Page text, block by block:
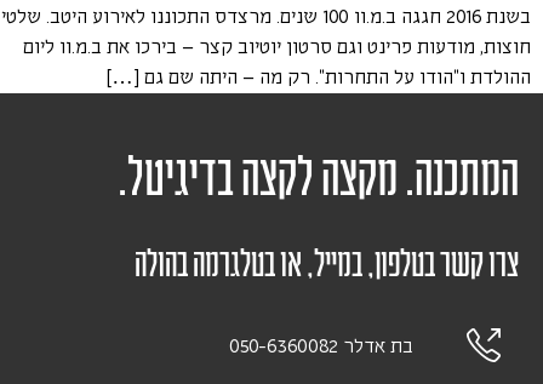
בשנת 2016 חגגה ב.מ.וו 100 שנים. מרצדס התכוננו לאירוע היטב. שלטי
חוצות, מודעות פרינט וגם סרטון יוטיוב קצר – בירכו את ב.מ.וו ליום
ההולדת ו"הודו על התחרות". רק מה – היתה שם גם […]
המתכנה. מקצה לקצה בדיגיטל.
צרו קשר בטלפון, במייל, או בטלגרמה בהולה
בת אדלר 050-6360082